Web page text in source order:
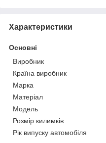
Характеристики
Основні
Виробник
Країна виробник
Марка
Матеріал
Модель
Розмір килимків
Рік випуску автомобіля